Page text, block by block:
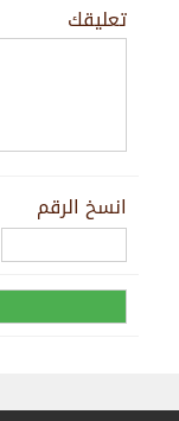
تعليقك
انسخ الرقم